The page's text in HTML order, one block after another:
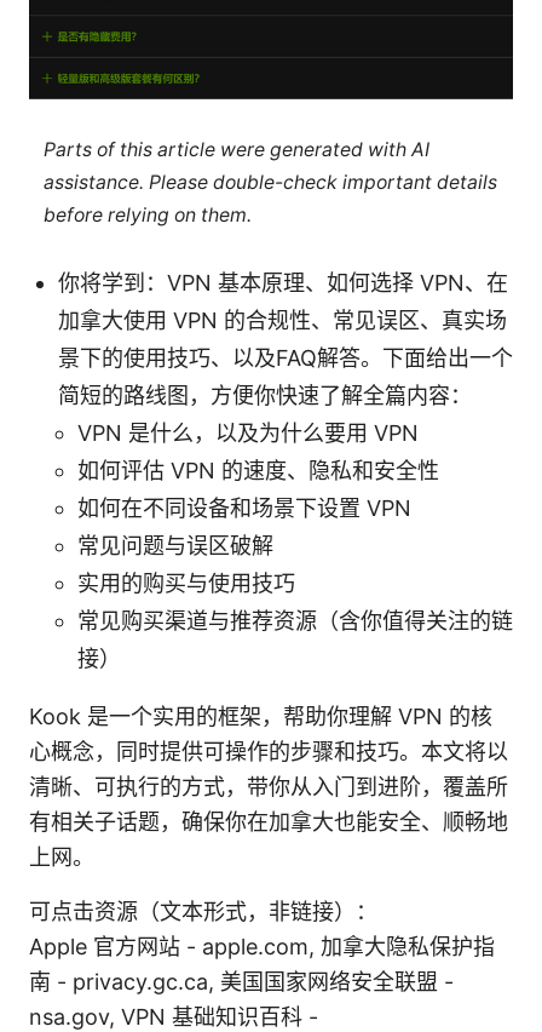
Parts of this article were generated with AI
assistance. Please double-check important details
before relying on them.
你将学到：VPN 基本原理、如何选择 VPN、在
加拿大使用 VPN 的合规性、常见误区、真实场
景下的使用技巧、以及FAQ解答。下面给出一个
简短的路线图，方便你快速了解全篇内容：
VPN 是什么，以及为什么要用 VPN
如何评估 VPN 的速度、隐私和安全性
如何在不同设备和场景下设置 VPN
常见问题与误区破解
实用的购买与使用技巧
常见购买渠道与推荐资源（含你值得关注的链
接）
Kook 是一个实用的框架，帮助你理解 VPN 的核
心概念，同时提供可操作的步骤和技巧。本文将以
清晰、可执行的方式，带你从入门到进阶，覆盖所
有相关子话题，确保你在加拿大也能安全、顺畅地
上网。
可点击资源（文本形式，非链接）：
Apple 官方网站 - apple.com, 加拿大隐私保护指
南 - privacy.gc.ca, 美国国家网络安全联盟 -
nsa.gov, VPN 基础知识百科 -